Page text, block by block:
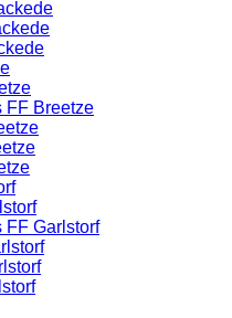
FF Breetze
FF Garlstorf